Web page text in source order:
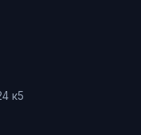
к5